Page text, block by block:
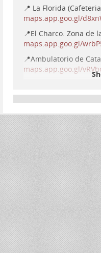
📍 La Florida
maps.app.goo.gl/
📍El Charco. Zona de
maps.app.goo.gl/
📍Ambulatorio de
maps.app.goo.gl/